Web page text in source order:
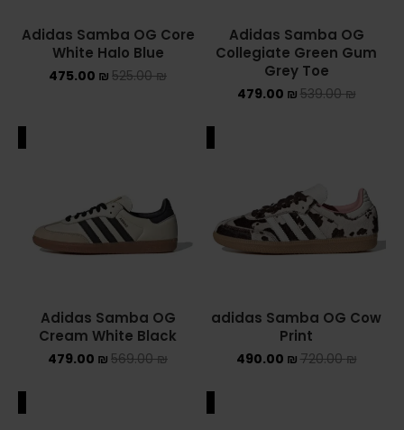
Adidas Samba OG
Collegiate Green Gum
Grey Toe
539.00₪
479.00 ₪
Adidas Samba OG Core
White Halo Blue
525.00₪
475.00 ₪
adidas Samba OG Cow
Print
720.00₪
490.00 ₪
Adidas Samba OG
Cream White Black
569.00₪
479.00 ₪